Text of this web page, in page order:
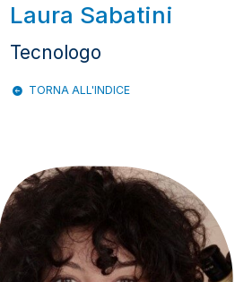
Laura Sabatini
Tecnologo
TORNA ALL'INDICE